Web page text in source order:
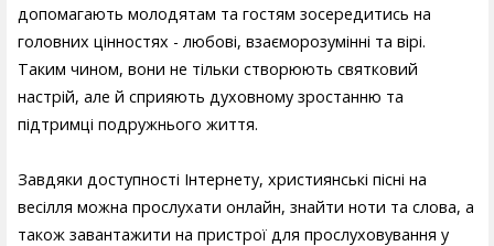
допомагають молодятам та гостям зосередитись на
головних цінностях - любові, взаєморозумінні та вірі.
Таким чином, вони не тільки створюють святковий
настрій, але й сприяють духовному зростанню та
підтримці подружнього життя.
Завдяки доступності Інтернету, християнські пісні на
весілля можна прослухати онлайн, знайти ноти та слова, а
також завантажити на пристрої для прослуховування у